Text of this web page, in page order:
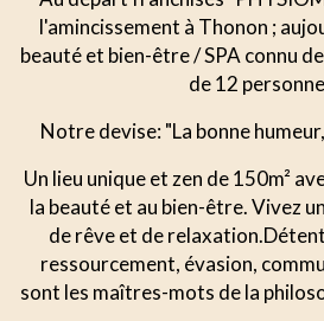
l'amincissement à Thonon ;
beauté et bien-être / SPA connu
de 12
Notre devise: "La bonne
Un lieu unique et zen de 150m²
la beauté et au bien-être. Vivez
de rêve et de
ressourcement, évasion,
sont les maîtres-mots de la